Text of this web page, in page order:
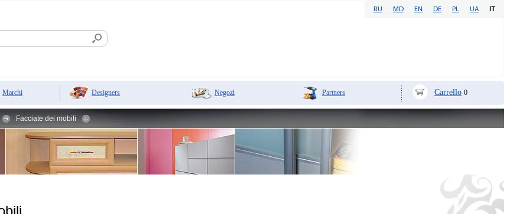
RU MD EN DE PL UA IT
Marchi Designers Negozi Partners Carrello 0
Facciate dei mobili